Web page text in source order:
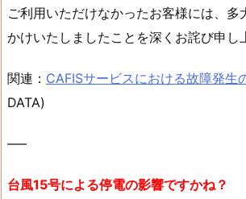
ご利用いただけなかったお客様には、多
かけいたしましたことを深くお詫び申し
関連： CAFISサービスにおける故障発生
DATA)
—–
台風15号による停電の影響ですかね？